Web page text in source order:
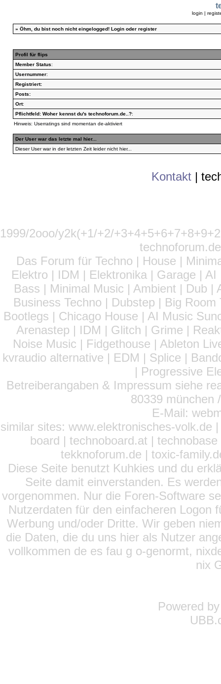
login |
» Öhm, du bist noch nicht eingelogged! Loginoder register
Profil für flips
Member Status:
Usernummer:
Registriert:
Posts:
Ort:
Pflichtfeld: Woher kennst du's technoforum.de..?:
Hinweis: Userratings sind momentan de-aktiviert
Der User war das letzte mal hier...
Dieser User war in der letzten Zeit leider nicht hier...
Kontakt |
1999/2ooo/y2k(+1/+2/
Das Forum für Techno | House |
Elektro | IDM | Elektronika | Garage |
Bass | Minimal Music | Ambient | Dub
Business Techno | Dubstep | Big
Bootlegs | Chicago House | AI Music
Arenastep | IDM | Glitch | Grime |
Noise Music | Fidgethouse | Ableton
kvraudio alternative | EDM | Splice |
| Progressive
Betreiberangaben & Impressum siehe
80339 münchen
E-Mail:
similar sites: www.elektronisches-volk.de
board | technoboard.at |
tekknoforum.de | toxic-
Diese Seite benutzt Kuhkies und du
Seite damit einverstanden. Es
vorgenommen. Nur die Foren-Software
Nutzerdaten für den einfacheren Logon
Werbung und/oder Dritte. Wir geben
die Daten, die du uns hier als Nutzer
vollkommen de es fau g o-genormt,
nix
Powered